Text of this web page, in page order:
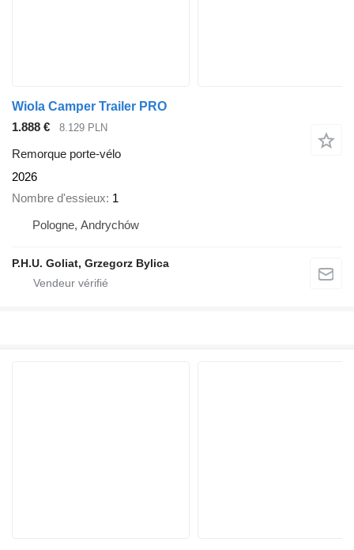
Wiola Camper Trailer PRO
1.888 €
8.129 PLN
Remorque porte-vélo
2026
Nombre d'essieux 1
Pologne, Andrychów
P.H.U. Goliat, Grzegorz Bylica